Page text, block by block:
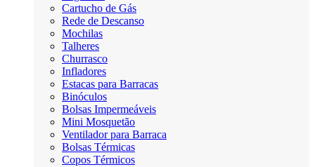
Cartucho de Gás
Rede de Descanso
Mochilas
Talheres
Churrasco
Infladores
Estacas para Barracas
Binóculos
Bolsas Impermeáveis
Mini Mosquetão
Ventilador para Barraca
Bolsas Térmicas
Copos Térmicos